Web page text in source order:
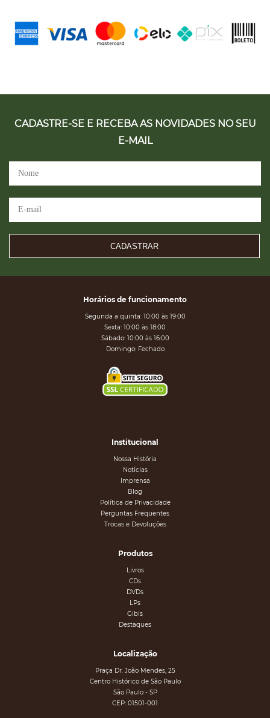
CADASTRE-SE E RECEBA AS NOVIDADES NO SEU
E-MAIL
CADASTRAR
Horários de funcionamento
Segunda a quinta: 10:00 às 19:00
Sexta: 10:00 às 18:00
Sábado: 10:00 às 16:00
Domingo: Fechado
Institucional
Nossa História
Notícias
Imprensa
Blog
Política de Privacidade
Perguntas Frequentes
Trocas e Devoluções
Produtos
Livros
CDs
DVDs
LPs
Gibis
Destaques
Localização
Praça Dr. João Mendes, 25
Centro Histórico de São Paulo
São Paulo - SP
CEP: 01501-001